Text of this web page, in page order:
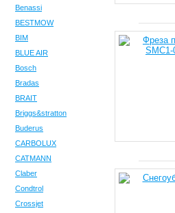
Benassi
BESTMOW
BIM
BLUE AIR
Bosch
Bradas
BRAIT
Briggs&stratton
Buderus
CARBOLUX
CATMANN
Claber
Condtrol
Crossjet